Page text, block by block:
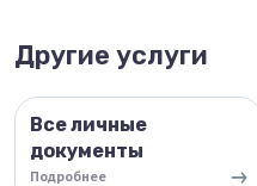
Другие услуги
Все личные
документы
Подробнее